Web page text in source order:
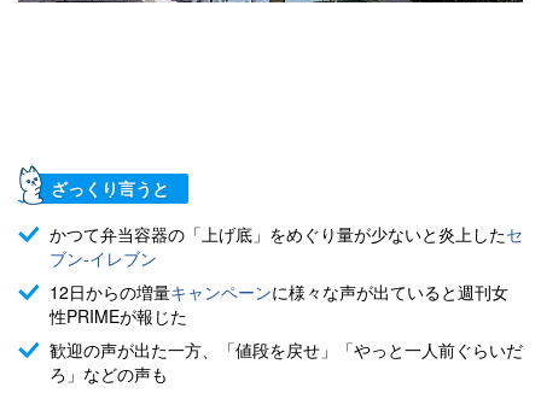
ざっくり言うと
かつて弁当容器の「上げ底」をめぐり量が少ないと炎上したセ
ブン-イレブン
12日からの増量キャンペーンに様々な声が出ていると週刊女
性PRIMEが報じた
歓迎の声が出た一方、「値段を戻せ」「やっと一人前ぐらいだ
ろ」などの声も